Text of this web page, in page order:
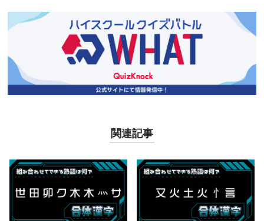
関連記事